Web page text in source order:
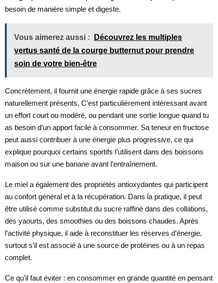
besoin de manière simple et digeste.
Vous aimerez aussi :
Découvrez les multiples
vertus santé de la courge butternut pour prendre
soin de votre bien-être
Concrètement, il fournit une énergie rapide grâce à ses sucres
naturellement présents. C’est particulièrement intéressant avant
un effort court ou modéré, ou pendant une sortie longue quand tu
as besoin d’un apport facile à consommer. Sa teneur en fructose
peut aussi contribuer à une énergie plus progressive, ce qui
explique pourquoi certains sportifs l’utilisent dans des boissons
maison ou sur une banane avant l’entraînement.
Le miel a également des propriétés antioxydantes qui participent
au confort général et à la récupération. Dans la pratique, il peut
être utilisé comme substitut du sucre raffiné dans des collations,
des yaourts, des smoothies ou des boissons chaudes. Après
l’activité physique, il aide à reconstituer les réserves d’énergie,
surtout s’il est associé à une source de protéines ou à un repas
complet.
Ce qu’il faut éviter : en consommer en grande quantité en pensant